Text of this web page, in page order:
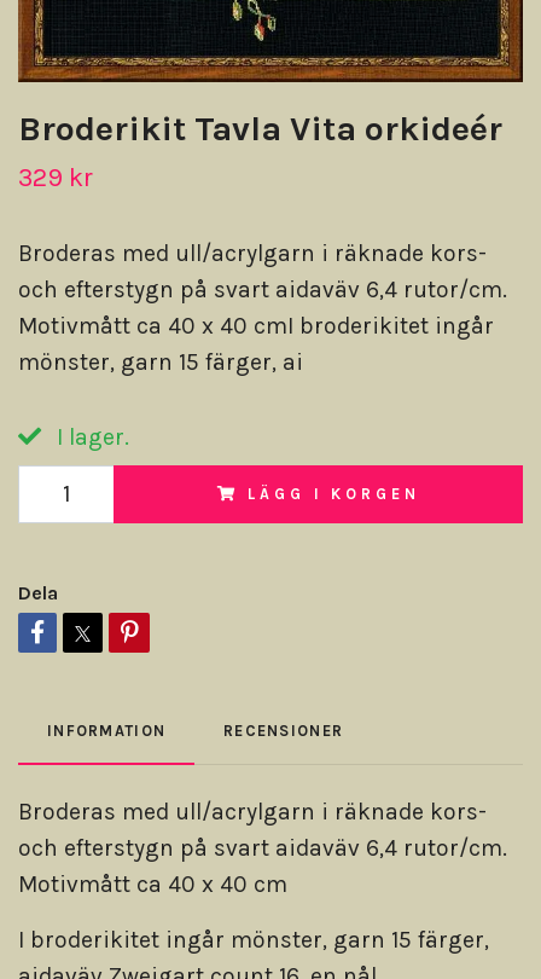
Broderikit Tavla Vita orkideér
329 kr
Broderas med ull/acrylgarn i räknade kors-
och efterstygn på svart aidaväv 6,4 rutor/cm.
Motivmått ca 40 x 40 cmI broderikitet ingår
mönster, garn 15 färger, ai
I lager.
LÄGG I KORGEN
Dela
INFORMATION RECENSIONER
Broderas med ull/acrylgarn i räknade kors-
och efterstygn på svart aidaväv 6,4 rutor/cm.
Motivmått ca 40 x 40 cm
I broderikitet ingår mönster, garn 15 färger,